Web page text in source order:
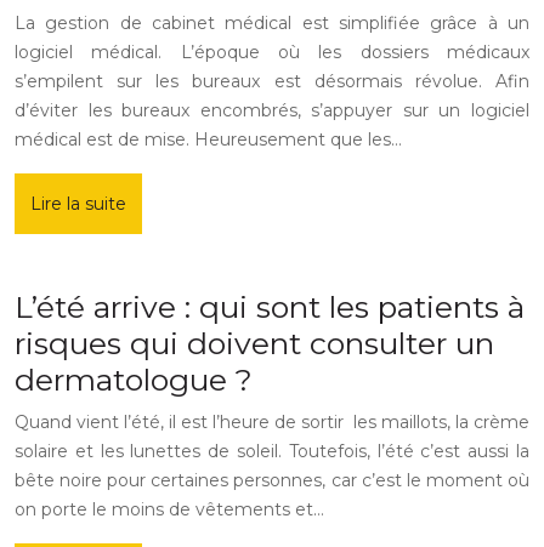
La gestion de cabinet médical est simplifiée grâce à un
logiciel médical. L’époque où les dossiers médicaux
s’empilent sur les bureaux est désormais révolue. Afin
d’éviter les bureaux encombrés, s’appuyer sur un logiciel
médical est de mise. Heureusement que les…
Lire la suite
L’été arrive : qui sont les patients à
risques qui doivent consulter un
dermatologue ?
Quand vient l’été, il est l’heure de sortir les maillots, la crème
solaire et les lunettes de soleil. Toutefois, l’été c’est aussi la
bête noire pour certaines personnes, car c’est le moment où
on porte le moins de vêtements et…